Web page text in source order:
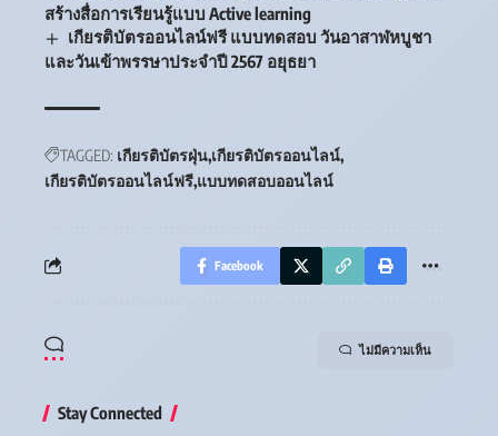
สร้างสื่อการเรียนรู้แบบ Active learning
เกียรติบัตรออนไลน์ฟรี แบบทดสอบ วันอาสาฬหบูชา
และวันเข้าพรรษาประจำปี 2567 อยุธยา
TAGGED: เกียรติบัตรฝุ่น เกียรติบัตรออนไลน์
เกียรติบัตรออนไลน์ฟรี แบบทดสอบออนไลน์
Facebook
ไม่มีความเห็น
Stay Connected